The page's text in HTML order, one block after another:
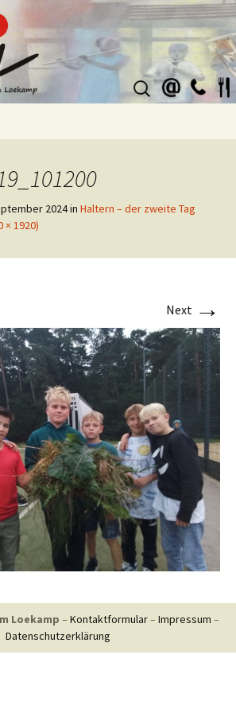
Suchen
nach:
2024in Haltern – der zweite Tag
× 1920)
Next →
Loekamp – Kontaktformular– Impressum –
Datenschutzerklärung